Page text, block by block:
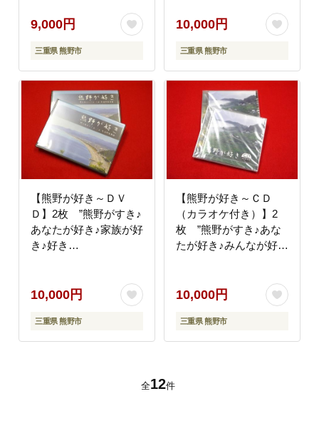
9,000円
三重県 熊野市
10,000円
三重県 熊野市
【熊野が好き～ＤＶ
Ｄ】2枚 ”熊野がすき♪
あなたが好き♪家族が好
き♪好き
10,000円
三重県 熊野市
【熊野が好き～ＣＤ
（カラオケ付き）】2
枚 ”熊野がすき♪あな
たが好き♪みんなが好き
10,000円
三重県 熊野市
全12件